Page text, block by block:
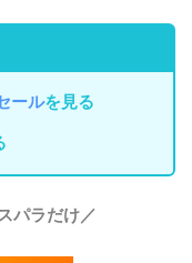
ールを見る
パラだけ／